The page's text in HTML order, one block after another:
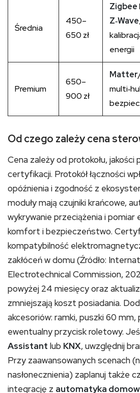
Średnia
450–
650 zł
Zigbee
Z‑Wave,
energii
Premium
650–
900 zł
Matter
Od czego zależy cena
Cena zależy od protokołu, jakości
certyfikacji. Protokół łączności
opóźnienia i zgodność z
moduły mają czujniki krańcowe,
wykrywanie przeciążenia i pomiar
komfort i bezpieczeństwo.
kompatybilność
zakłóceń w domu (Źródło:
Electrotechnical Commission,
powyżej 24 miesięcy oraz
zmniejszają koszt posiadania.
akcesoriów: ramki, puszki 60 mm,
ewentualny przycisk roletowy.
Assistant lub KNX, uwzględnij
Przy zaawansowanych scenach
nasłonecznienia) zaplanuj także
integrację z automatyka